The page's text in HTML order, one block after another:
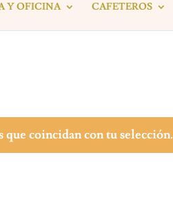
Y OFICINA CAFETEROS
coincidan con tu selección.